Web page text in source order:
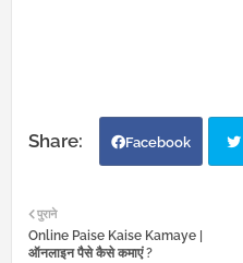
Facebook
पुराने
Online Paise Kaise Kamaye |
ऑनलाइन पैसे कैसे कमाएं ?